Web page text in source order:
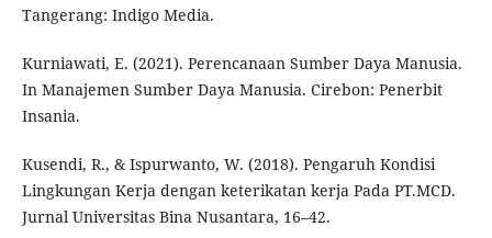
Tangerang: Indigo Media.
Kurniawati, E. (2021). Perencanaan Sumber Daya Manusia.
In Manajemen Sumber Daya Manusia. Cirebon: Penerbit
Insania.
Kusendi, R., & Ispurwanto, W. (2018). Pengaruh Kondisi
Lingkungan Kerja dengan keterikatan kerja Pada PT.MCD.
Jurnal Universitas Bina Nusantara, 16–42.